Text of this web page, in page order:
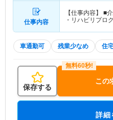
仕事内容
【仕事内容】 ■
・リハビリプロ
車通勤可 残業少なめ 住
保存する
この
詳細